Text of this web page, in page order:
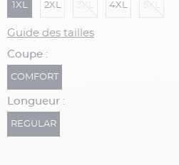
1XL 2XL 4XL
Guide des tailles
Coupe :
COMFORT
Longueur :
REGULAR